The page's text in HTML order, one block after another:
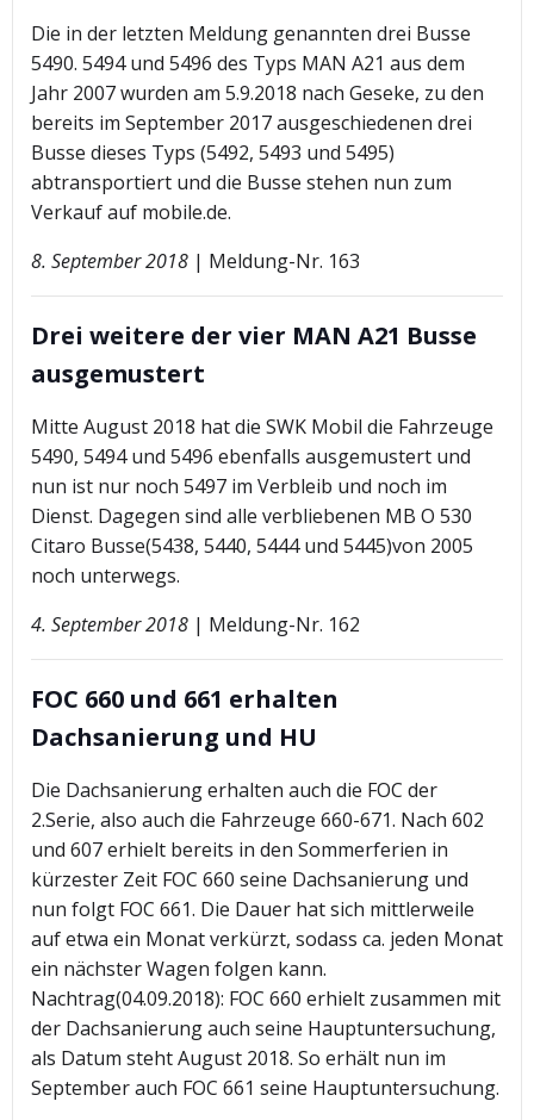
Die in der letzten Meldung genannten drei Busse
5490. 5494 und 5496 des Typs MAN A21 aus dem
Jahr 2007 wurden am 5.9.2018 nach Geseke, zu den
bereits im September 2017 ausgeschiedenen drei
Busse dieses Typs (5492, 5493 und 5495)
abtransportiert und die Busse stehen nun zum
Verkauf auf mobile.de.
8. September 2018 | Meldung-Nr. 163
Drei weitere der vier MAN A21 Busse
ausgemustert
Mitte August 2018 hat die SWK Mobil die Fahrzeuge
5490, 5494 und 5496 ebenfalls ausgemustert und
nun ist nur noch 5497 im Verbleib und noch im
Dienst. Dagegen sind alle verbliebenen MB O 530
Citaro Busse(5438, 5440, 5444 und 5445)von 2005
noch unterwegs.
4. September 2018 | Meldung-Nr. 162
FOC 660 und 661 erhalten
Dachsanierung und HU
Die Dachsanierung erhalten auch die FOC der
2.Serie, also auch die Fahrzeuge 660-671. Nach 602
und 607 erhielt bereits in den Sommerferien in
kürzester Zeit FOC 660 seine Dachsanierung und
nun folgt FOC 661. Die Dauer hat sich mittlerweile
auf etwa ein Monat verkürzt, sodass ca. jeden Monat
ein nächster Wagen folgen kann.
Nachtrag(04.09.2018): FOC 660 erhielt zusammen mit
der Dachsanierung auch seine Hauptuntersuchung,
als Datum steht August 2018. So erhält nun im
September auch FOC 661 seine Hauptuntersuchung.